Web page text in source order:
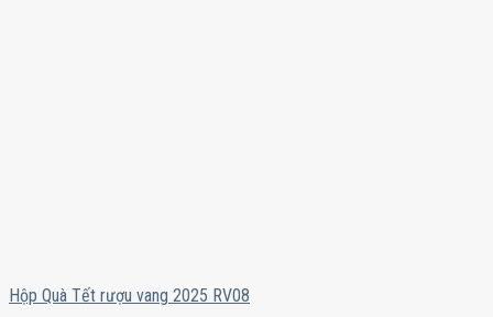
Hộp Quà Tết rượu vang 2025 RV08